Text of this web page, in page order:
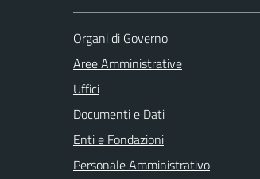
Organi di Governo
Aree Amministrative
Uffici
Documenti e Dati
Enti e Fondazioni
Personale Amministrativo